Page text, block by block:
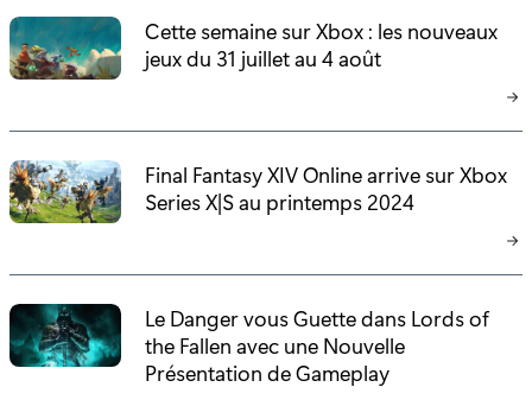
:
Cette semaine sur Xbox : les nouveaux
jeux du 31 juillet au 4 août
Final Fantasy XIV Online arrive sur Xbox
Series X|S au printemps 2024
Le Danger vous Guette dans Lords of
the Fallen avec une Nouvelle
Présentation de Gameplay